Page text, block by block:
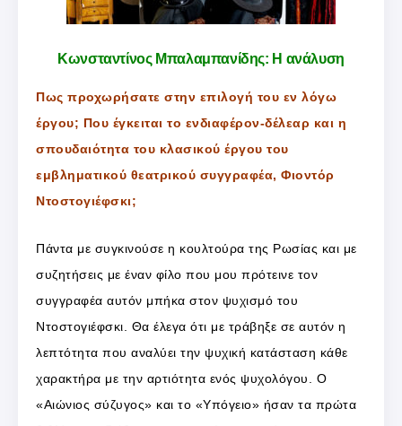
Κωνσταντίνος Μπαλαμπανίδης: Η ανάλυση
Πως προχωρήσατε στην επιλογή του εν λόγω
έργου; Που έγκειται το ενδιαφέρον-δέλεαρ και η
σπουδαιότητα του κλασικού έργου του
εμβληματικού θεατρικού συγγραφέα, Φιοντόρ
Ντοστογιέφσκι;
Πάντα με συγκινούσε η κουλτούρα της Ρωσίας και με
συζητήσεις με έναν φίλο που μου πρότεινε τον
συγγραφέα αυτόν μπήκα στον ψυχισμό του
Ντοστογιέφσκι. Θα έλεγα ότι με τράβηξε σε αυτόν η
λεπτότητα που αναλύει την ψυχική κατάσταση κάθε
χαρακτήρα με την αρτιότητα ενός ψυχολόγου. Ο
«Αιώνιος σύζυγος» και το «Υπόγειο» ήσαν τα πρώτα